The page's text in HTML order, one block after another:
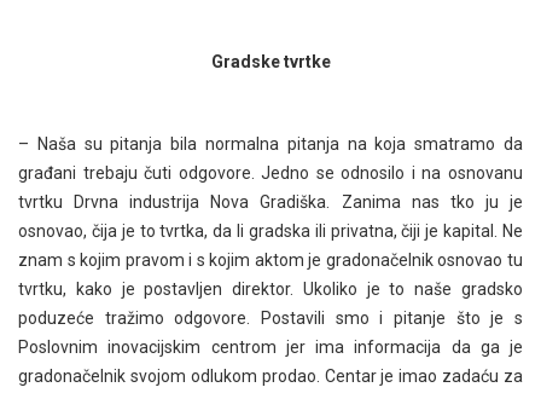
Gradske tvrtke
– Naša su pitanja bila normalna pitanja na koja smatramo da
građani trebaju čuti odgovore. Jedno se odnosilo i na osnovanu
tvrtku Drvna industrija Nova Gradiška. Zanima nas tko ju je
osnovao, čija je to tvrtka, da li gradska ili privatna, čiji je kapital. Ne
znam s kojim pravom i s kojim aktom je gradonačelnik osnovao tu
tvrtku, kako je postavljen direktor. Ukoliko je to naše gradsko
poduzeće tražimo odgovore. Postavili smo i pitanje što je s
Poslovnim inovacijskim centrom jer ima informacija da ga je
gradonačelnik svojom odlukom prodao. Centar je imao zadaću za